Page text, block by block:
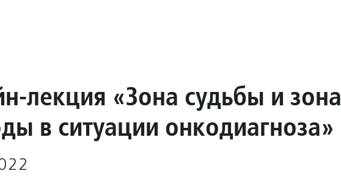
лекция «Зона судьбы и зона
в ситуации онкодиагноза»